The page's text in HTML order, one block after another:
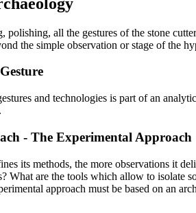
polishing, all the gestures of the stone
the simple observation or stage of the
and technologies is part of an
- The Experimental Approach
its methods, the more observations it
What are the tools which allow to isolate
approach must be based on an